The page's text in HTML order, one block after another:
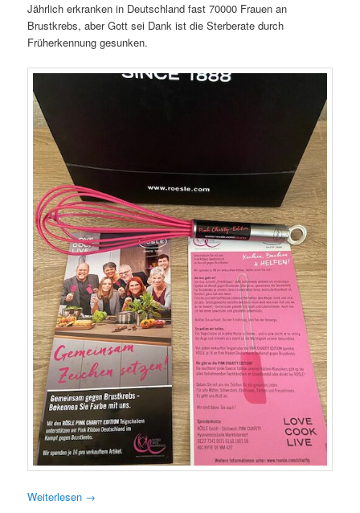
Jährlich erkranken in Deutschland fast 70000 Frauen an
Brustkrebs, aber Gott sei Dank ist die Sterberate durch
Früherkennung gesunken.
Weiterlesen →